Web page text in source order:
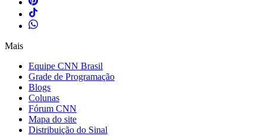
Mais
Equipe CNN Brasil
Grade de Programação
Blogs
Colunas
Fórum CNN
Mapa do site
Distribuição do Sinal